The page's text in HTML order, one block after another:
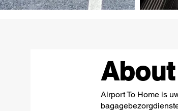
Airport To Home is